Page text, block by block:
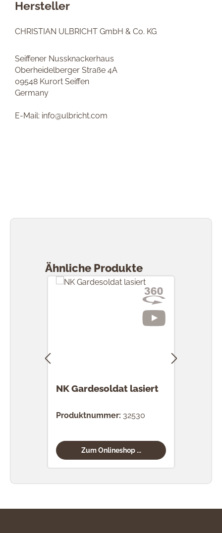
Hersteller
CHRISTIAN ULBRICHT GmbH & Co. KG
Seiffener Nussknackerhaus
Oberheidelberger Straße 4A
09548 Kurort Seiffen
Germany
E-Mail: info@ulbricht.com
Ähnliche Produkte
NK Gardesoldat lasiert
Produktnummer: 32530
Zum Onlineshop ...